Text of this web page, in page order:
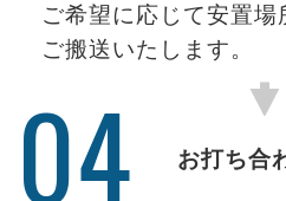
ご希望に応じて安置場
ご搬送いたします。
04 お打ち合